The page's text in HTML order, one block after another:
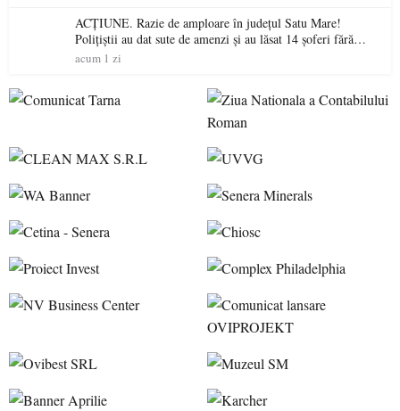
ACȚIUNE. Razie de amploare în județul Satu Mare!
Polițiștii au dat sute de amenzi și au lăsat 14 șoferi fără
permis într-o singură zi
acum 1 zi